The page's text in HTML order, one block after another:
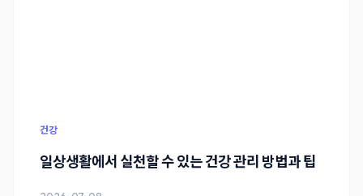
건강
일상생활에서 실천할 수 있는 건강 관리 방법과 팁